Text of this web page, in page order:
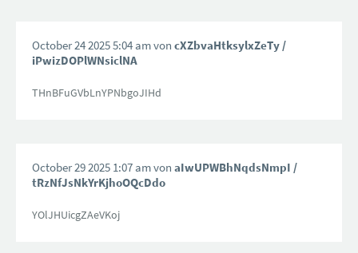
October 24 2025 5:04 am von cXZbvaHtksylxZeTy/
iPwizDOPlWNsiclNA
THnBFuGVbLnYPNbgoJIHd
October 29 2025 1:07 am von aIwUPWBhNqdsNmpI /
tRzNfJsNkYrKjhoOQcDdo
YOlJHUicgZAeVKoj